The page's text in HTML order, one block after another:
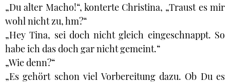
„Du alter Macho!“, konterte Christina, „Traust es mir
wohl nicht zu, hm?“
„Hey Tina, sei doch nicht gleich eingeschnappt. So
habe ich das doch gar nicht gemeint.“
„Wie denn?“
„Es gehört schon viel Vorbereitung dazu. Ob Du es